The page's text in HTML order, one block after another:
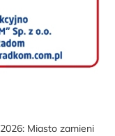
Miasto zamieni